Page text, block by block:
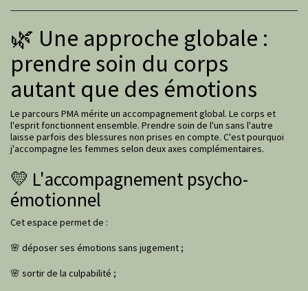
🌿 Une approche globale :
prendre soin du corps
autant que des émotions
Le parcours PMA mérite un accompagnement global. Le corps et
l'esprit fonctionnent ensemble. Prendre soin de l'un sans l'autre
laisse parfois des blessures non prises en compte. C'est pourquoi
j'accompagne les femmes selon deux axes complémentaires.
💛 L'accompagnement psycho-
émotionnel
Cet espace permet de :
🌸 déposer ses émotions sans jugement ;
🌸 sortir de la culpabilité ;